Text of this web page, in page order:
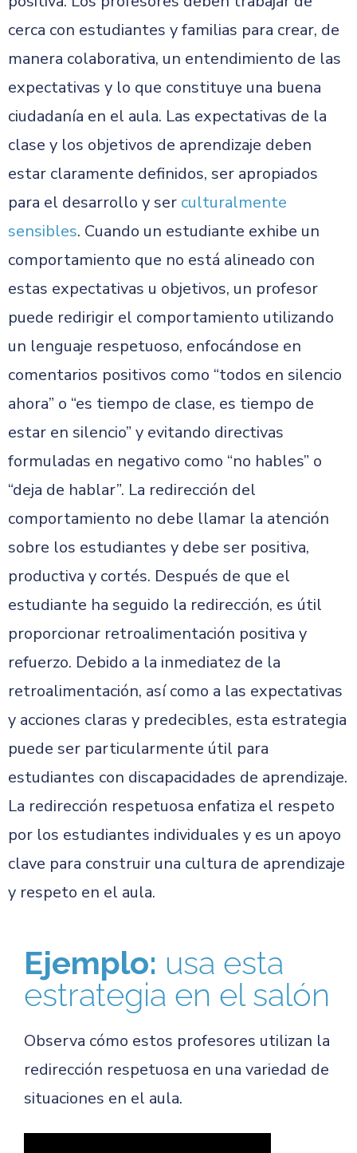
cerca con estudiantes y familias para crear, de
manera colaborativa, un entendimiento de las
expectativas y lo que constituye una buena
ciudadanía en el aula. Las expectativas de la
clase y los objetivos de aprendizaje deben
estar claramente definidos, ser apropiados
para el desarrollo y ser culturalmente
sensibles. Cuando un estudiante exhibe un
comportamiento que no está alineado con
estas expectativas u objetivos, un profesor
puede redirigir el comportamiento utilizando
un lenguaje respetuoso, enfocándose en
comentarios positivos como “todos en silencio
ahora” o “es tiempo de clase, es tiempo de
estar en silencio” y evitando directivas
formuladas en negativo como “no hables” o
“deja de hablar”. La redirección del
comportamiento no debe llamar la atención
sobre los estudiantes y debe ser positiva,
productiva y cortés. Después de que el
estudiante ha seguido la redirección, es útil
proporcionar retroalimentación positiva y
refuerzo. Debido a la inmediatez de la
retroalimentación, así como a las expectativas
y acciones claras y predecibles, esta estrategia
puede ser particularmente útil para
estudiantes con discapacidades de aprendizaje.
La redirección respetuosa enfatiza el respeto
por los estudiantes individuales y es un apoyo
clave para construir una cultura de aprendizaje
y respeto en el aula.
Ejemplo: usa esta
estrategia en el salón
Observa cómo estos profesores utilizan la
redirección respetuosa en una variedad de
situaciones en el aula.